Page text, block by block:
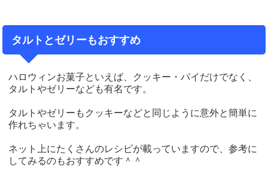
タルトとゼリーもおすすめ
ハロウィンお菓子といえば、クッキー・パイだけでなく、
タルトやゼリーなども有名です。
タルトやゼリーもクッキーなどと同じように意外と簡単に
作れちゃいます。
ネット上にたくさんのレシピが載っていますので、参考に
してみるのもおすすめです＾＾